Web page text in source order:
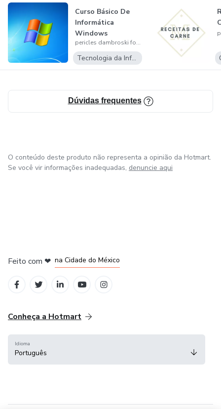
Curso Básico De
Informática
Windows
pericles dambroski fortes bittencourt
Tecnologia da Informação
Dúvidas frequentes
O conteúdo deste produto não representa a opinião da Hotmart.
Se você vir informações inadequadas, denuncie aqui
Feito com ❤ na Cidade do México
Conheça a Hotmart
Idioma
Português